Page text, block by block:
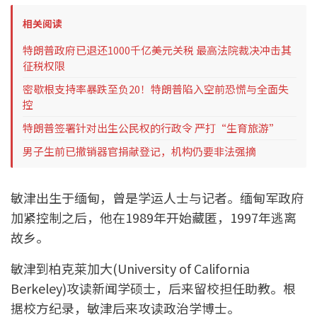
相关阅读
特朗普政府已退还1000千亿美元关税 最高法院裁决冲击其
征税权限
密歇根支持率暴跌至负20！特朗普陷入空前恐慌与全面失
控
特朗普签署针对出生公民权的行政令 严打“生育旅游”
男子生前已撤销器官捐献登记，机构仍要非法强摘
敏津出生于缅甸，曾是学运人士与记者。缅甸军政府
加紧控制之后，他在1989年开始藏匿，1997年逃离
故乡。
敏津到柏克莱加大(University of California
Berkeley)攻读新闻学硕士，后来留校担任助教。根
据校方纪录，敏津后来攻读政治学博士。